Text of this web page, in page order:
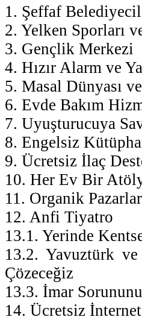
1. Şeffaf
2. Yelken Sporları
3. Gençlik Merkezi
4. Hızır Alarm ve
5. Masal Dünyası
6. Evde Bakım
7. Uyuşturucuya
8. Engelsiz
9. Ücretsiz İlaç
10. Her Ev Bir
11. Organik Pazarlar
12. Anfi Tiyatro
13.1. Yerinde
13.2. Yavuztürk
Çözeceğiz
13.3. İmar
14. Ücretsiz